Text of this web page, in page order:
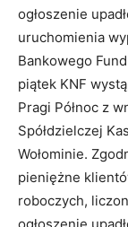
ogłoszenie
uruchomienia
Bankowego
piątek KNF
Pragi Północ z
Spółdzielczej
Wołominie.
pieniężne
roboczych,